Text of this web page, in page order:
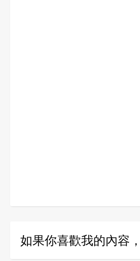
如果你喜歡我的內容